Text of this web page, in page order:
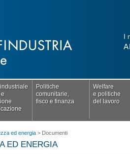
e
Politiche
comunitarie,
fisco e finanza
Welfare
e politiche
del lavoro
ed energia > Documenti
ED ENERGIA